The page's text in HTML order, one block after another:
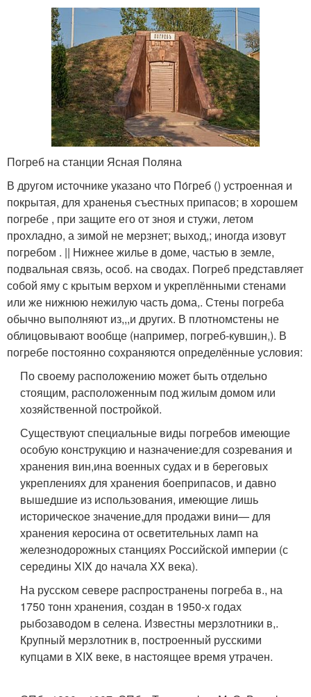
Погреб на станции Ясная Поляна
В другом источнике указано что По́греб () устроенная и
покрытая, для храненья съестных припасов; в хорошем
погребе , при защите его от зноя и стужи, летом
прохладно, а зимой не мерзнет; выход,; иногда изовут
погребом . || Нижнее жилье в доме, частью в земле,
подвальная связь, особ. на сводах. Погреб представляет
собой яму с крытым верхом и укреплёнными стенами
или же нижнюю нежилую часть дома,. Стены погреба
обычно выполняют из,,,и других. В плотномстены не
облицовывают вообще (например, погреб-кувшин,). В
погребе постоянно сохраняются определённые условия:
По своему расположению может быть отдельно
стоящим, расположенным под жилым домом или
хозяйственной постройкой.
Существуют специальные виды погребов имеющие
особую конструкцию и назначение:для созревания и
хранения вин,ина военных судах и в береговых
укреплениях для хранения боеприпасов, и давно
вышедшие из использования, имеющие лишь
историческое значение,для продажи вини— для
хранения керосина от осветительных ламп на
железнодорожных станциях Российской империи (с
середины XIX до начала XX века).
На русском севере распространены погреба в., на
1750 тонн хранения, создан в 1950-х годах
рыбозаводом в селена. Известны мерзлотники в,.
Крупный мерзлотник в, построенный русскими
купцами в XIX веке, в настоящее время утрачен.